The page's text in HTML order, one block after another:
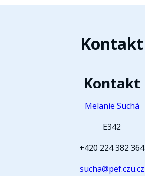
Kontakt
Kontakt
Melanie Suchá
E342
+420 224 382 364
sucha@pef.czu.cz